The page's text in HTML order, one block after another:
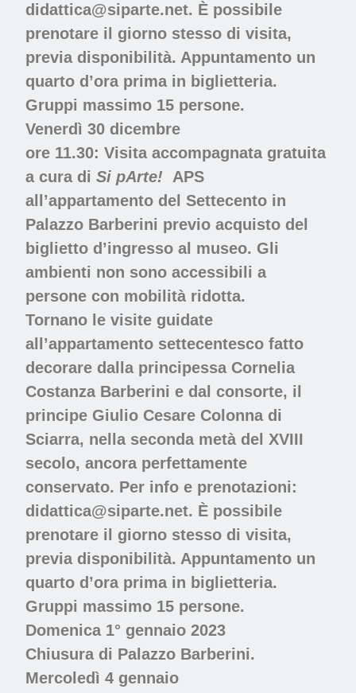
didattica@siparte.net. È possibile
prenotare il giorno stesso di visita,
previa disponibilità. Appuntamento un
quarto d’ora prima in biglietteria.
Gruppi massimo 15 persone.
Venerdì 30 dicembre
ore 11.30: Visita accompagnata gratuita
a cura di Si pArte! APS
all’appartamento del Settecento in
Palazzo Barberini previo acquisto del
biglietto d’ingresso al museo. Gli
ambienti non sono accessibili a
persone con mobilità ridotta.
Tornano le visite guidate
all’appartamento settecentesco fatto
decorare dalla principessa Cornelia
Costanza Barberini e dal consorte, il
principe Giulio Cesare Colonna di
Sciarra, nella seconda metà del XVIII
secolo, ancora perfettamente
conservato. Per info e prenotazioni:
didattica@siparte.net. È possibile
prenotare il giorno stesso di visita,
previa disponibilità. Appuntamento un
quarto d’ora prima in biglietteria.
Gruppi massimo 15 persone.
Domenica 1° gennaio 2023
Chiusura di Palazzo Barberini.
Mercoledì 4 gennaio